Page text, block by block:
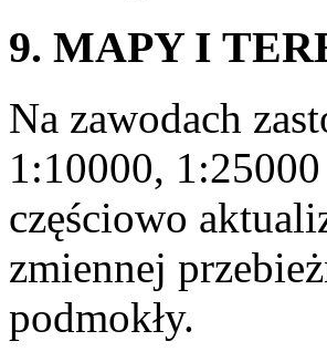
9. MAPY I
Na zawodach
1:10000,
częściowo
zmiennej
podmokły.